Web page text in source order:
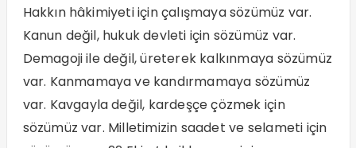
Hakkın hâkimiyeti için çalışmaya sözümüz var.
Kanun değil, hukuk devleti için sözümüz var.
Demagoji ile değil, üreterek kalkınmaya sözümüz
var. Kanmamaya ve kandırmamaya sözümüz
var. Kavgayla değil, kardeşçe çözmek için
sözümüz var. Milletimizin saadet ve selameti için